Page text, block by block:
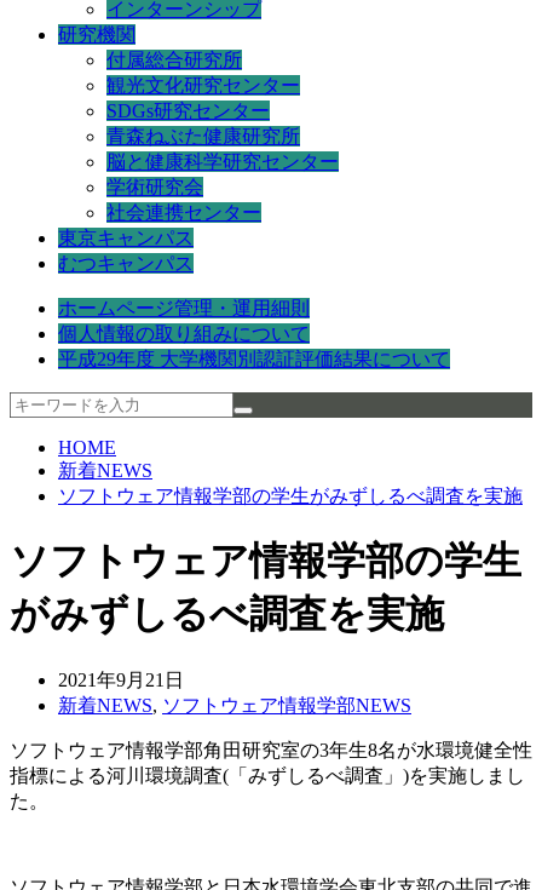
インターンシップ
研究機関
付属総合研究所
観光文化研究センター
SDGs研究センター
青森ねぶた健康研究所
脳と健康科学研究センター
学術研究会
社会連携センター
東京キャンパス
むつキャンパス
ホームページ管理・運用細則
個人情報の取り組みについて
平成29年度 大学機関別認証評価結果について
HOME
新着NEWS
ソフトウェア情報学部の学生がみずしるべ調査を実施
ソフトウェア情報学部の学生
がみずしるべ調査を実施
2021年9月21日
新着NEWS, ソフトウェア情報学部NEWS
ソフトウェア情報学部角田研究室の3年生8名が水環境健全性
指標による河川環境調査(「みずしるべ調査」)を実施しまし
た。